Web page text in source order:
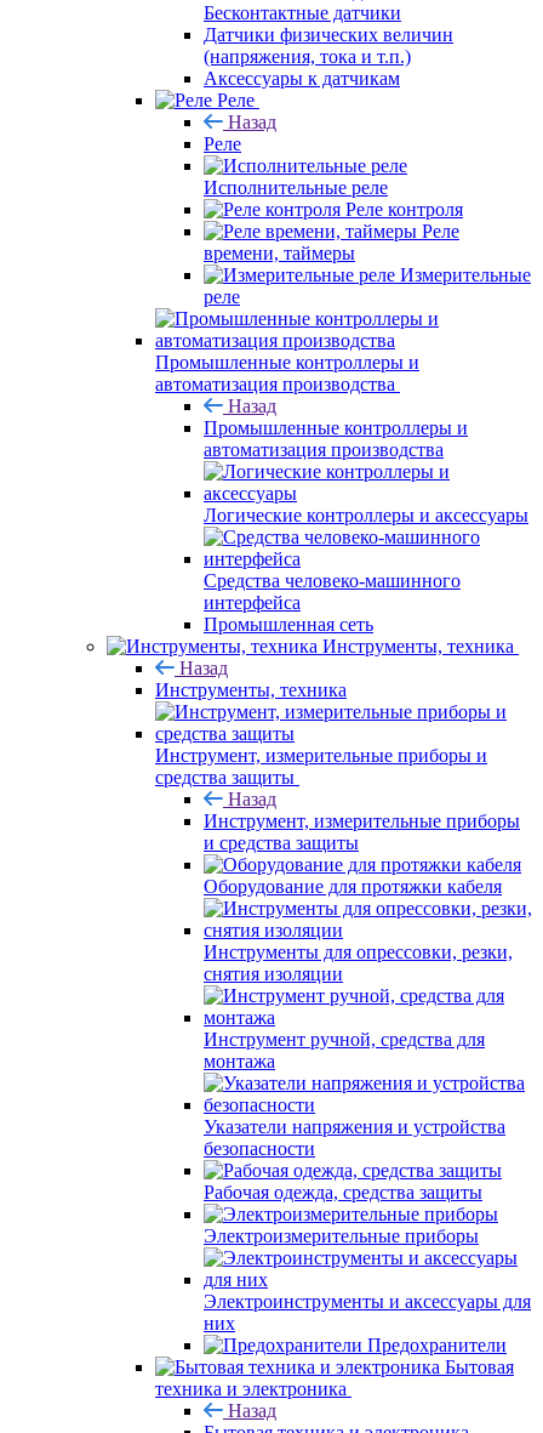
Бесконтактные датчики
Датчики физических величин
(напряжения, тока и т.п.)
Аксессуары к датчикам
Реле
Назад
Реле
Исполнительные реле
Реле контроля
Реле
времени, таймеры
Измерительные
реле
Промышленные контроллеры и
автоматизация производства
Назад
Промышленные контроллеры и
автоматизация производства
Логические контроллеры и аксессуары
Средства человеко-машинного
интерфейса
Промышленная сеть
Инструменты, техника
Назад
Инструменты, техника
Инструмент, измерительные приборы и
средства защиты
Назад
Инструмент, измерительные приборы
и средства защиты
Оборудование для протяжки кабеля
Инструменты для опрессовки, резки,
снятия изоляции
Инструмент ручной, средства для
монтажа
Указатели напряжения и устройства
безопасности
Рабочая одежда, средства защиты
Электроизмерительные приборы
Электроинструменты и аксессуары для
них
Предохранители
Бытовая
техника и электроника
Назад